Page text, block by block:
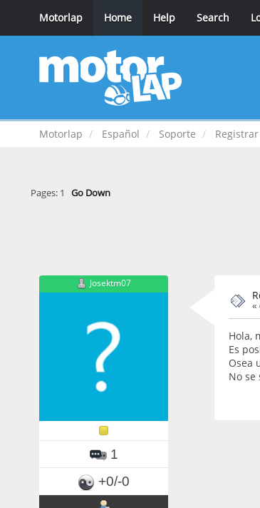
Motorlap Home Help Search
Motorlap Español Soporte
Pages: 1 Go Down
Josektm07
1
+0/-0
«
Hola,
Es
Osea
No se